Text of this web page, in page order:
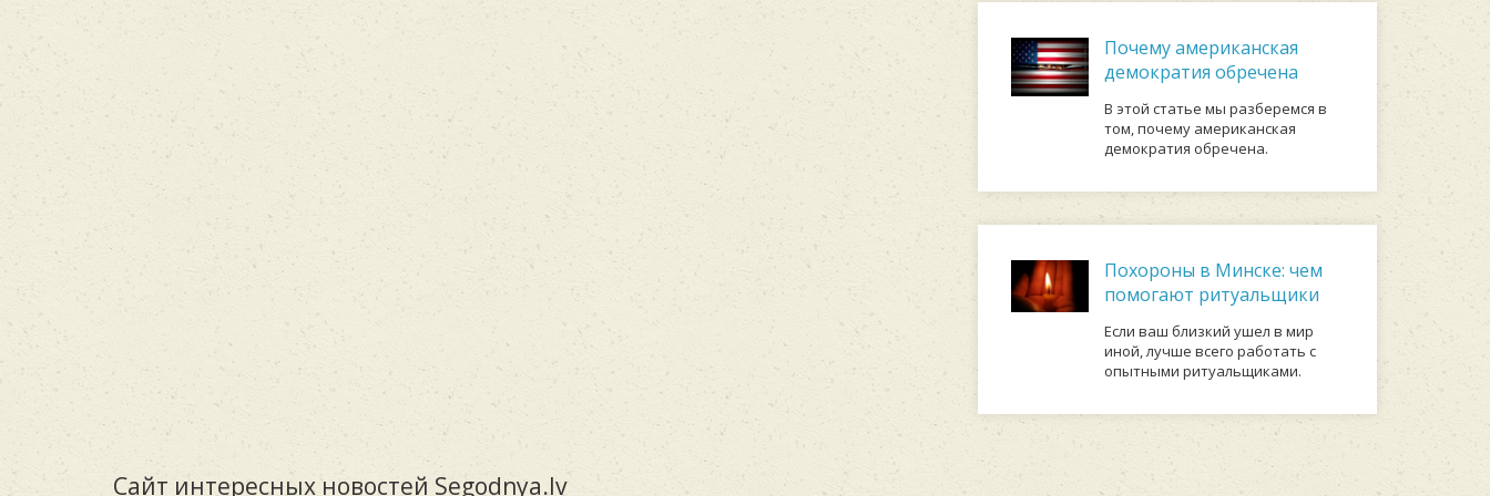
Почему американская
демократия обречена
В этой статье мы разберемся в
том, почему американская
демократия обречена.
Похороны в Минске: чем
помогают ритуальщики
Если ваш близкий ушел в мир
иной, лучше всего работать с
опытными ритуальщиками.
Сайт интересных новостей Segodnya.lv